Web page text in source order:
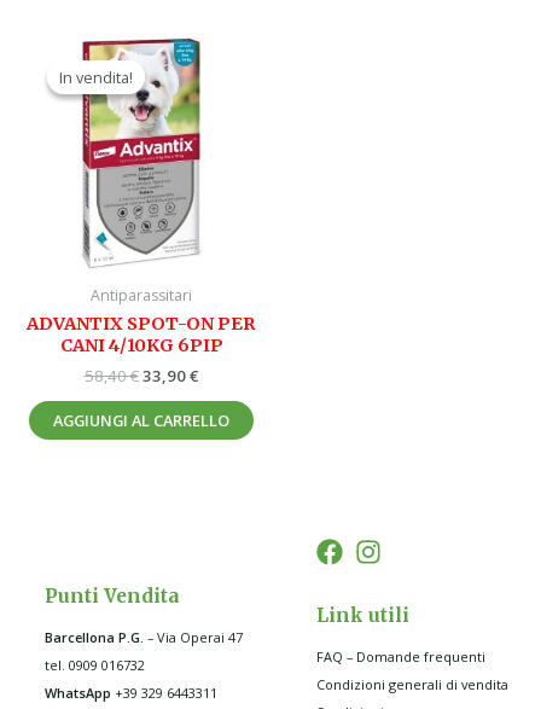
In vendita!
In vendita!
Antiparassitari
ADVANTIX SPOT-ON PER
CANI 4/10KG 6PIP
58,40€
Il
prezzo
originale
era:
58,40 €.
33,90€
Il
prezzo
attuale
è:
33,90 €.
AGGIUNGI AL CARRELLO
Punti Vendita
Barcellona P.G – Via Operai 47
tel. 0909 016732
WhatsApp +39 329 6443311
Link utili
FAQ – Domande frequenti
Condizioni generali di vendita